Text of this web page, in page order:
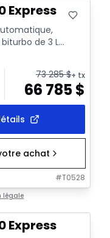
Express
de 3 L
arrêt a...
73 285$+ tx
66 785$
achat
#T0528
légale
Express